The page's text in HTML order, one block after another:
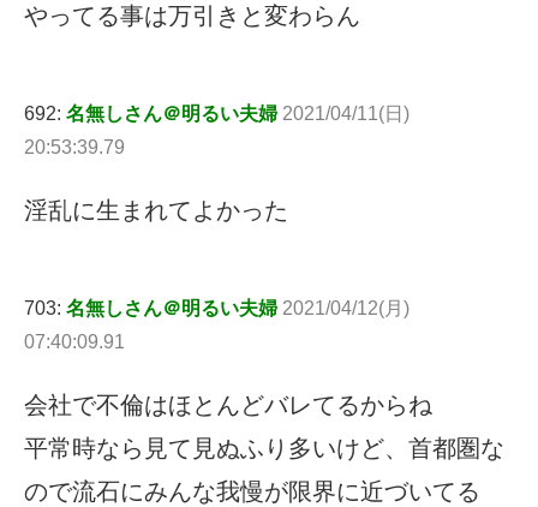
やってる事は万引きと変わらん
692: 名無しさん＠明るい夫婦 2021/04/11(日)
20:53:39.79
淫乱に生まれてよかった
703: 名無しさん＠明るい夫婦 2021/04/12(月)
07:40:09.91
会社で不倫はほとんどバレてるからね
平常時なら見て見ぬふり多いけど、首都圏な
ので流石にみんな我慢が限界に近づいてる